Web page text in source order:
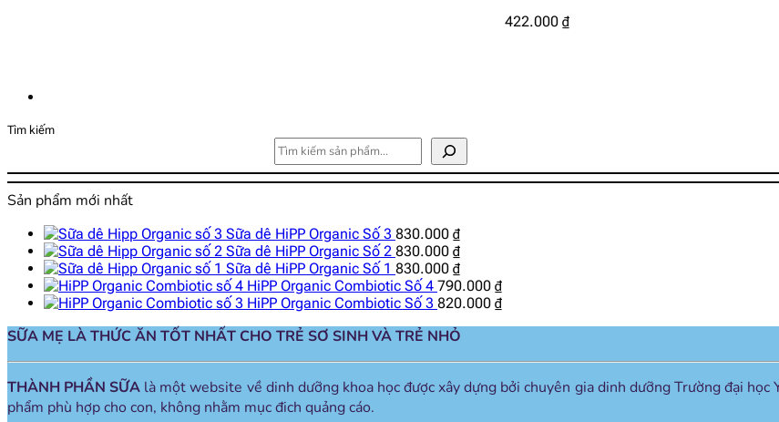
422.000 ₫
Tìm kiếm
Sản phẩm mới nhất
Sữa dê HiPP Organic Số 3 830.000 ₫
Sữa dê HiPP Organic Số 2 830.000 ₫
Sữa dê HiPP Organic Số 1 830.000 ₫
HiPP Organic Combiotic Số 4 790.000 ₫
HiPP Organic Combiotic Số 3 820.000 ₫
SỮA MẸ LÀ THỨC ĂN TỐT NHẤT CHO TRẺ SƠ SINH VÀ TRẺ NHỎ
THÀNH PHẦN SỮA là một website về dinh dưỡng khoa học được xây dựng bởi chuyên gia dinh dưỡng Trường đại
phẩm phù hợp cho con, không nhằm mục đich quảng cáo.